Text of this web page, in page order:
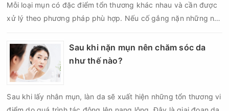
Mỗi loại mụn có đặc điểm tổn thương khác nhau và cần được
xử lý theo phương pháp phù hợp. Nếu cố gắng nặn những nốt
nên nghiêm trọng hơn, làm tăng nguy cơ nhiễm trùng, để lại
thâm hoặc sẹo khó phục hồi.
Sau khi nặn mụn nên chăm sóc da
như thế nào?
Sau khi lấy nhân mụn, làn da sẽ xuất hiện những tổn thương vi